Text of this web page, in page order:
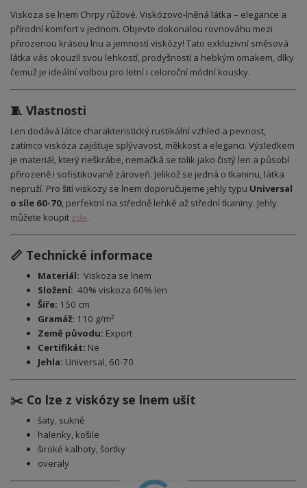
Viskoza se lnem Chrpy růžové. Viskózovo-lněná látka – elegance a
přírodní komfort v jednom. Objevte dokonalou rovnováhu mezi
přirozenou krásou lnu a jemností viskózy! Tato exkluzivní směsová
látka vás okouzlí svou lehkostí, prodyšností a hebkým omakem, díky
čemuž je ideální volbou pro letní i celoroční módní kousky.
🧵 Vlastnosti
Len dodává látce charakteristický rustikální vzhled a pevnost,
zatímco viskóza zajišťuje splývavost, měkkost a eleganci. Výsledkem
je materiál, který neškrábe, nemačká se tolik jako čistý len a působí
přirozeně i sofistikovaně zároveň. Jelikož se jedná o tkaninu, látka
nepruží. Pro šití viskozy se lnem doporučujeme jehly typu Universal
o síle 60-70 , perfektní na středně lehké až střední tkaniny. Jehly
můžete koupit zde.
📏 Technické informace
Materiál: Viskoza se lnem
Složení: 40% viskoza 60% len
Šíře: 150 cm
Gramáž: 110 g/m²
Země původu: Export
Certifikát: Ne
Jehla: Universal, 60-70
✂️ Co lze z viskózy se lnem ušít
šaty, sukně
halenky, košile
široké kalhoty, šortky
overaly